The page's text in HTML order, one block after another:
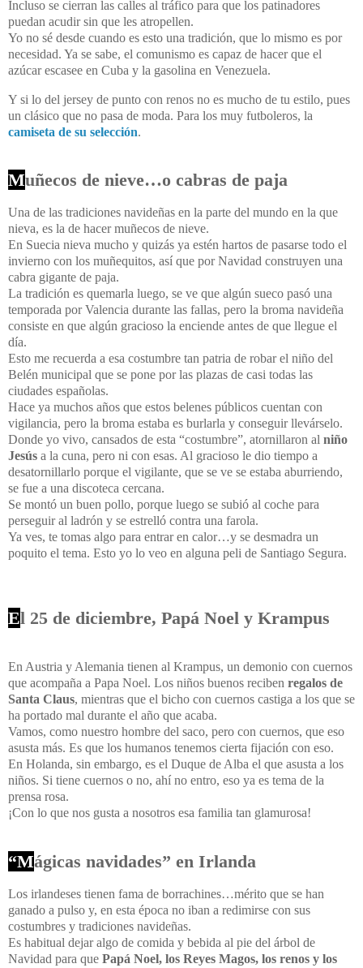
Incluso se cierran las calles al tráfico para que los patinadores
puedan acudir sin que les atropellen.
Yo no sé desde cuando es esto una tradición, que lo mismo es por
necesidad. Ya se sabe, el comunismo es capaz de hacer que el
azúcar escasee en Cuba y la gasolina en Venezuela.
Y si lo del jersey de punto con renos no es mucho de tu estilo, pues
un clásico que no pasa de moda. Para los muy futboleros, la
camiseta de su selección.
Muñecos de nieve…o cabras de paja
Una de las tradiciones navideñas en la parte del mundo en la que
nieva, es la de hacer muñecos de nieve.
En Suecia nieva mucho y quizás ya estén hartos de pasarse todo el
invierno con los muñequitos, así que por Navidad construyen una
cabra gigante de paja.
La tradición es quemarla luego, se ve que algún sueco pasó una
temporada por Valencia durante las fallas, pero la broma navideña
consiste en que algún gracioso la enciende antes de que llegue el
día.
Esto me recuerda a esa costumbre tan patria de robar el niño del
Belén municipal que se pone por las plazas de casi todas las
ciudades españolas.
Hace ya muchos años que estos belenes públicos cuentan con
vigilancia, pero la broma estaba es burlarla y conseguir llevárselo.
Donde yo vivo, cansados de esta “costumbre”, atornillaron al niño
Jesús a la cuna, pero ni con esas. Al gracioso le dio tiempo a
desatornillarlo porque el vigilante, que se ve se estaba aburriendo,
se fue a una discoteca cercana.
Se montó un buen pollo, porque luego se subió al coche para
perseguir al ladrón y se estrelló contra una farola.
Ya ves, te tomas algo para entrar en calor…y se desmadra un
poquito el tema. Esto yo lo veo en alguna peli de Santiago Segura.
El 25 de diciembre, Papá Noel y Krampus
En Austria y Alemania tienen al Krampus, un demonio con cuernos
que acompaña a Papa Noel. Los niños buenos reciben regalos de
Santa Claus, mientras que el bicho con cuernos castiga a los que se
ha portado mal durante el año que acaba.
Vamos, como nuestro hombre del saco, pero con cuernos, que eso
asusta más. Es que los humanos tenemos cierta fijación con eso.
En Holanda, sin embargo, es el Duque de Alba el que asusta a los
niños. Si tiene cuernos o no, ahí no entro, eso ya es tema de la
prensa rosa.
¡Con lo que nos gusta a nosotros esa familia tan glamurosa!
“Mágicas navidades” en Irlanda
Los irlandeses tienen fama de borrachines…mérito que se han
ganado a pulso y, en esta época no iban a redimirse con sus
costumbres y tradiciones navideñas.
Es habitual dejar algo de comida y bebida al pie del árbol de
Navidad para que Papá Noel, los Reyes Magos, los renos y los